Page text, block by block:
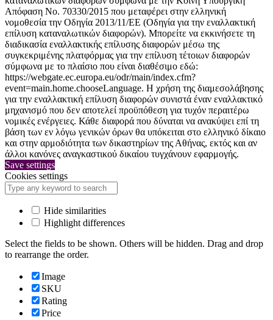
Απόφαση Νο. 70330/2015 που μεταφέρει στην ελληνική
νομοθεσία την Οδηγία 2013/11/ΕΕ (Οδηγία για την εναλλακτική
επίλυση καταναλωτικών διαφορών). Μπορείτε να εκκινήσετε τη
διαδικασία εναλλακτικής επίλυσης διαφορών μέσω της
συγκεκριμένης πλατφόρμας για την επίλυση τέτοιων διαφορών
σύμφωνα με το πλαίσιο που είναι διαθέσιμο εδώ:
https://webgate.ec.europa.eu/odr/main/index.cfm?
event=main.home.chooseLanguage. Η χρήση της διαμεσολάβησης
για την εναλλακτική επίλυση διαφορών συνιστά έναν εναλλακτικό
μηχανισμό που δεν αποτελεί προϋπόθεση για τυχόν περαιτέρω
νομικές ενέργειες. Κάθε διαφορά που δύναται να ανακύψει επί τη
βάση των εν λόγω γενικών όρων θα υπόκειται στο ελληνικό δίκαιο
και στην αρμοδιότητα των δικαστηρίων της Αθήνας, εκτός και αν
άλλοι κανόνες αναγκαστικού δικαίου τυγχάνουν εφαρμογής.
Save settings
Cookies settings
Hide similarities
Highlight differences
Select the fields to be shown. Others will be hidden. Drag and drop
to rearrange the order.
Image
SKU
Rating
Price